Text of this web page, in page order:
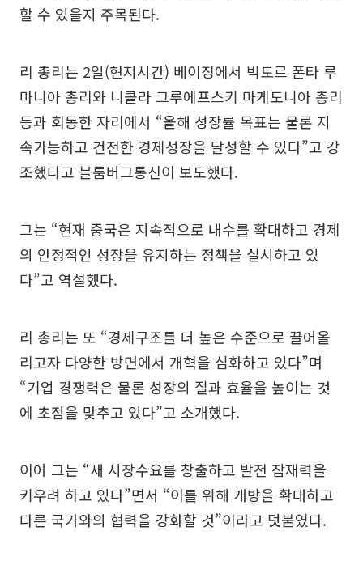
할 수 있을지 주목된다.
리 총리는 2일(현지시간) 베이징에서 빅토르 폰타 루
마니아 총리와 니콜라 그루에프스키 마케도니아 총리
등과 회동한 자리에서 “올해 성장률 목표는 물론 지
속가능하고 건전한 경제성장을 달성할 수 있다”고 강
조했다고 블룸버그통신이 보도했다.
그는 “현재 중국은 지속적으로 내수를 확대하고 경제
의 안정적인 성장을 유지하는 정책을 실시하고 있
다”고 역설했다.
리 총리는 또 “경제구조를 더 높은 수준으로 끌어올
리고자 다양한 방면에서 개혁을 심화하고 있다”며
“기업 경쟁력은 물론 성장의 질과 효율을 높이는 것
에 초점을 맞추고 있다”고 소개했다.
이어 그는 “새 시장수요를 창출하고 발전 잠재력을
키우려 하고 있다”면서 “이를 위해 개방을 확대하고
다른 국가와의 협력을 강화할 것”이라고 덧붙였다.